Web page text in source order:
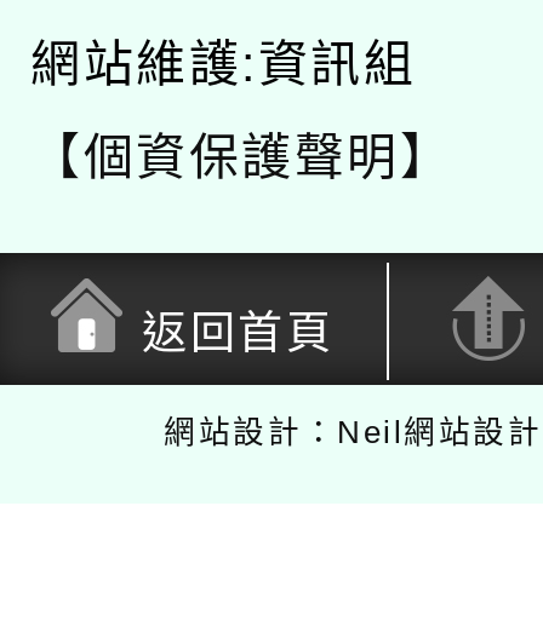
網站維護:資訊組
【個資保護聲明】
返回首頁
網站設計：Neil網站設